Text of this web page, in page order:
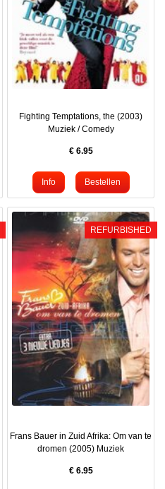
Fighting Temptations, the (2003)
Muziek / Comedy
€ 6.95
REFURBISHED
Frans Bauer in Zuid Afrika: Om van te
dromen (2005) Muziek
€ 6.95